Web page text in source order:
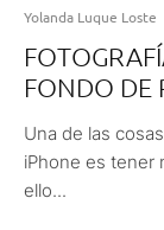
Yolanda Luque Loste
FONDO DE
Una de las
iPhone es tener
ello...